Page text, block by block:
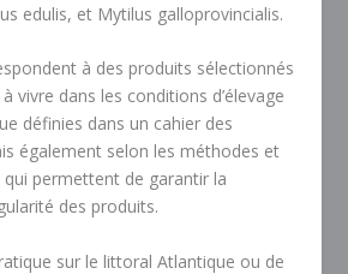
edulis, et Mytilus galloprovincialis.
à des produits sélectionnés
vivre dans les conditions d’élevage
définies dans un cahier des
également selon les méthodes et
qui permettent de garantir la
des produits.
sur le littoral Atlantique ou de